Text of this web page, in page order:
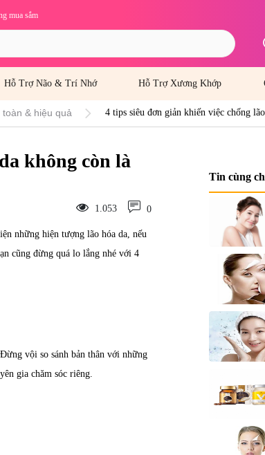
mua sắm
Hỗ Trợ Não & Trí Nhớ Hỗ Trợ Xương Khớp
& hiệu quả 4 tips siêu đơn giản khiến việc chống
không còn là
1.053 0
những hiện tượng lão hóa da, nếu
cũng đừng quá lo lắng nhé với 4
vội so sánh bản thân với những
gia chăm sóc riêng.
Tin cùng